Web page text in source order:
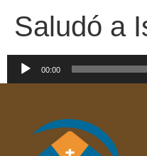
Saludó a
Reproductor
00:00